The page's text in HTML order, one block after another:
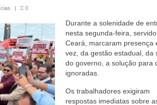
| 0
Durante a solenidade de
nesta segunda-feira,
Ceará, marcaram presença
vez, da gestão estadual, da
do governo, a solução para
ignoradas.
Os trabalhadores exigiram
respostas imediatas sobre